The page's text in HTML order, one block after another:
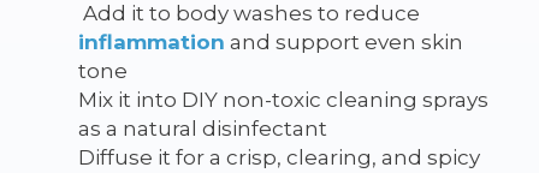
Add it to body washes to reduce
inflammation and support even skin
tone
Mix it into DIY non-toxic cleaning sprays
as a natural disinfectant
Diffuse it for a crisp, clearing, and spicy